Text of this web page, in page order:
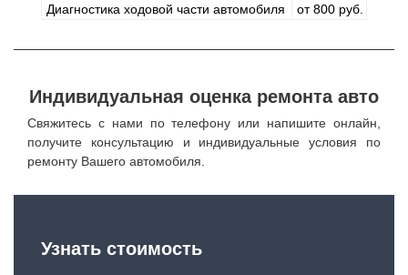
Диагностика ходовой части автомобиля от 800 руб.
Индивидуальная оценка ремонта авто
Свяжитесь с нами по телефону или напишите онлайн,
получите консультацию и индивидуальные условия по
ремонту Вашего автомобиля.
Узнать стоимость